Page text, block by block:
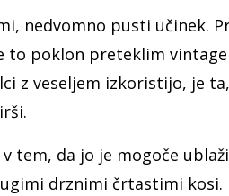
nedvomno pusti učinek.
poklon preteklim vintage
z veseljem izkoristijo, je
tem, da jo je mogoče
drznimi črtastimi kosi.